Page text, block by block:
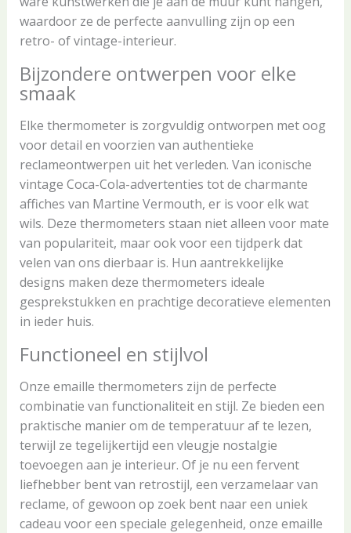
waardoor ze de perfecte aanvulling zijn op een
retro- of vintage-interieur.
Bijzondere ontwerpen voor elke
smaak
Elke thermometer is zorgvuldig ontworpen met oog
voor detail en voorzien van authentieke
reclameontwerpen uit het verleden. Van iconische
vintage Coca-Cola-advertenties tot de charmante
affiches van Martine Vermouth, er is voor elk wat
wils. Deze thermometers staan niet alleen voor mate
van populariteit, maar ook voor een tijdperk dat
velen van ons dierbaar is. Hun aantrekkelijke
designs maken deze thermometers ideale
gesprekstukken en prachtige decoratieve elementen
in ieder huis.
Functioneel en stijlvol
Onze emaille thermometers zijn de perfecte
combinatie van functionaliteit en stijl. Ze bieden een
praktische manier om de temperatuur af te lezen,
terwijl ze tegelijkertijd een vleugje nostalgie
toevoegen aan je interieur. Of je nu een fervent
liefhebber bent van retrostijl, een verzamelaar van
reclame, of gewoon op zoek bent naar een uniek
cadeau voor een speciale gelegenheid, onze emaille